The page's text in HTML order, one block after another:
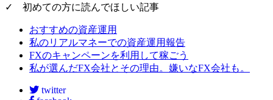
✓ 初めての方に読んでほしい記事
おすすめの資産運用
私のリアルマネーでの資産運用報告
FXのキャンペーンを利用して稼ごう
私が選んだFX会社とその理由。嫌いなFX会社も。
twitter